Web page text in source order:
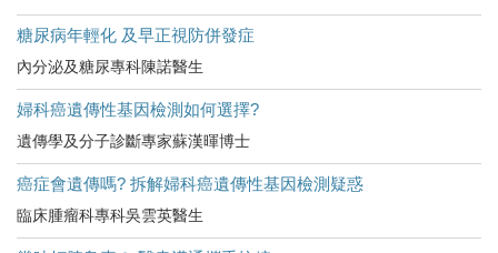
糖尿病年輕化 及早正視防併發症
內分泌及糖尿專科陳諾醫生
婦科癌遺傳性基因檢測如何選擇?
遺傳學及分子診斷專家蘇漢暉博士
癌症會遺傳嗎? 拆解婦科癌遺傳性基因檢測疑惑
臨床腫瘤科專科吳雲英醫生